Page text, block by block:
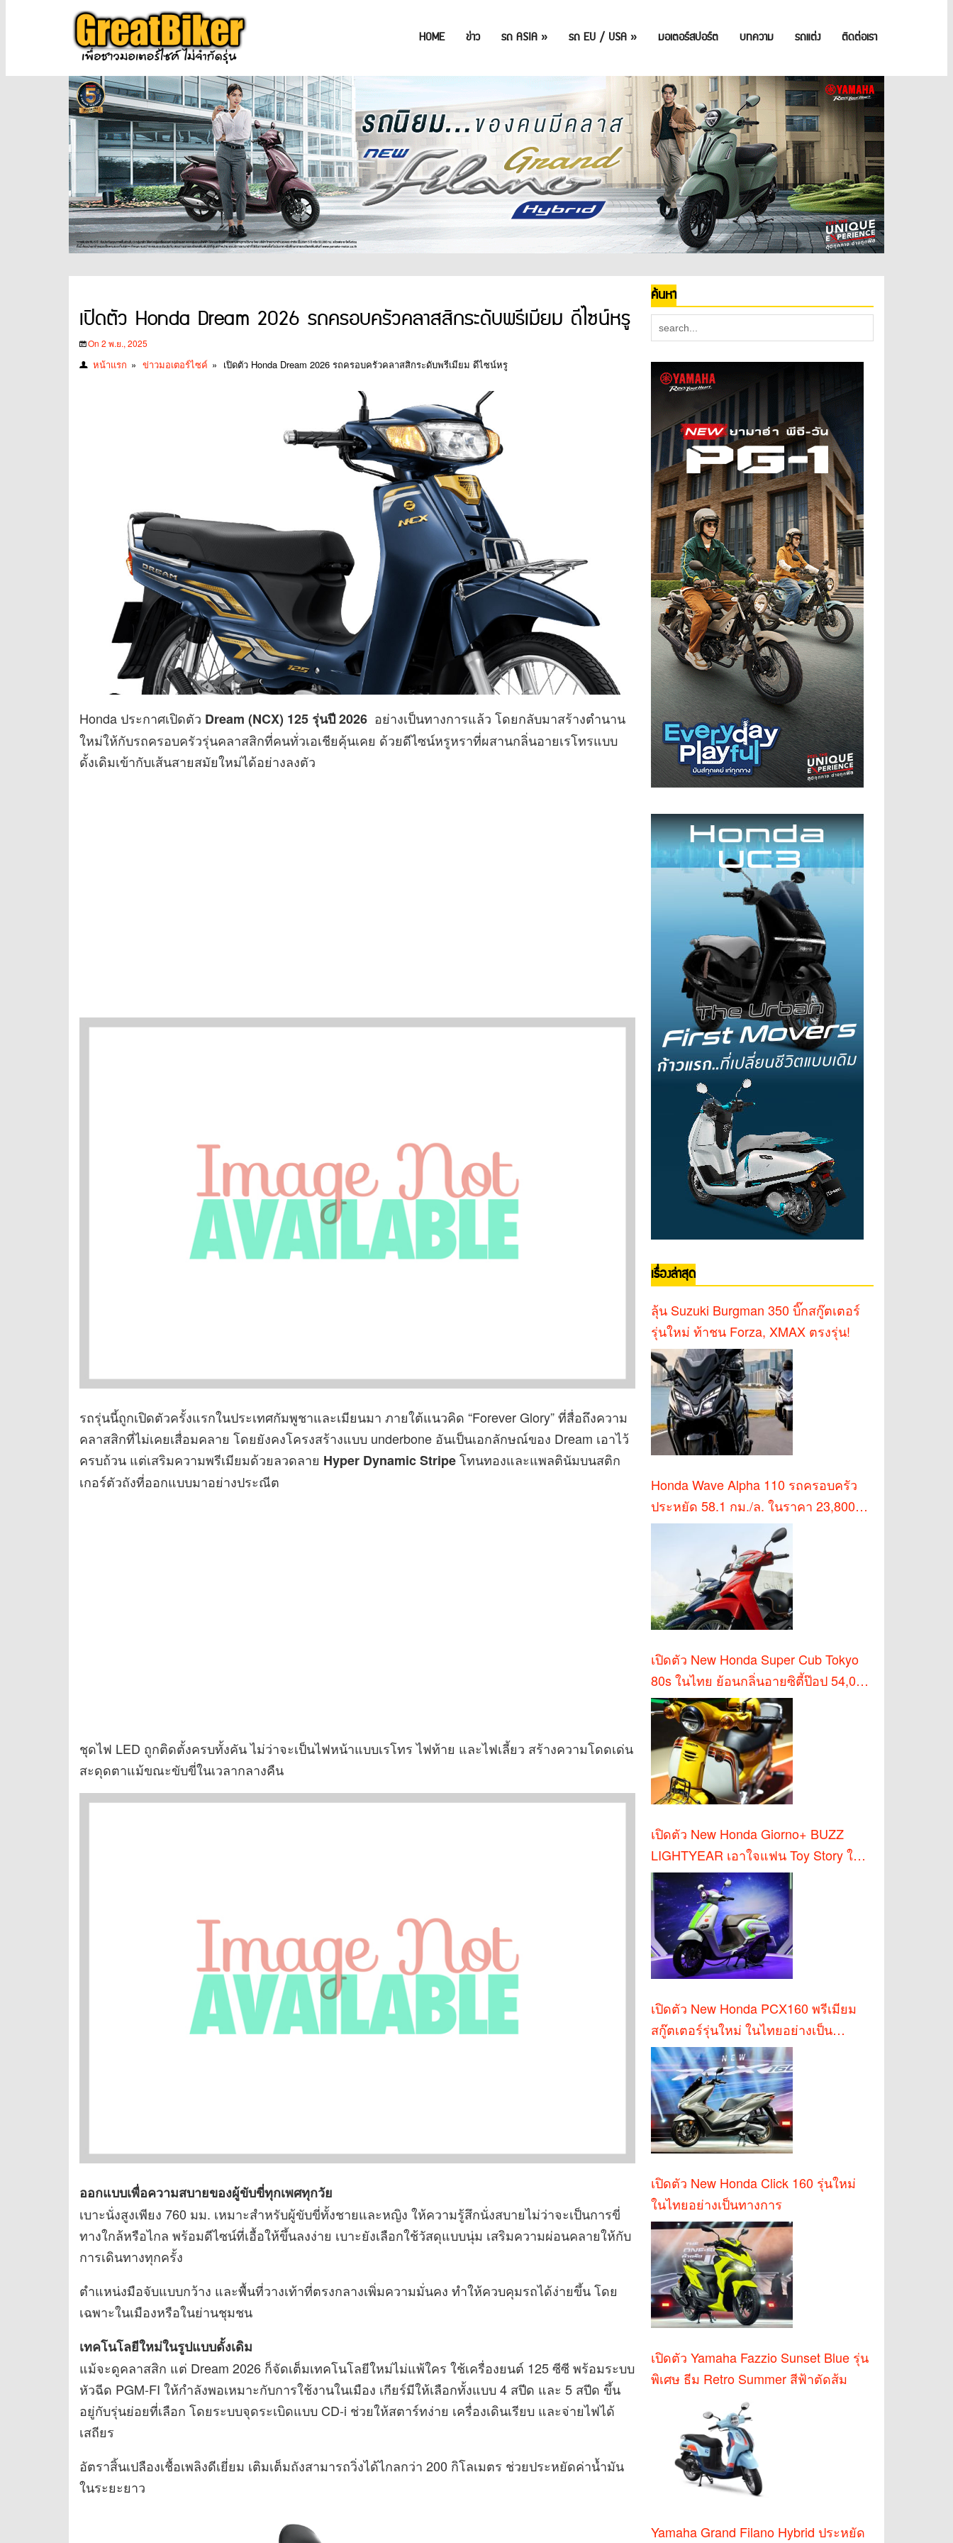
HOME ข่าว รถ ASIA » รถ EU / USA » มอเตอร์สปอร์ต บทความ รถแต่ง ติดต่อเรา
เปิดตัว Honda Dream 2026 รถครอบครัวคลาสสิกระดับพรีเมียม ดีไซน์หรู
On 2 พ.ย., 2025
หน้าแรก » ข่าวมอเตอร์ไซค์ » เปิดตัว Honda Dream 2026 รถครอบครัวคลาสสิกระดับพรีเมียม ดีไซน์หรู
Honda ประกาศเปิดตัว Dream (NCX) 125 รุ่นปี 2026 อย่างเป็นทางการแล้ว โดยกลับมาสร้างตำนาน
ใหม่ให้กับรถครอบครัวรุ่นคลาสสิกที่คนทั่วเอเชียคุ้นเคย ด้วยดีไซน์หรูหราที่ผสานกลิ่นอายเรโทรแบบ
ดั้งเดิมเข้ากับเส้นสายสมัยใหม่ได้อย่างลงตัว
รถรุ่นนี้ถูกเปิดตัวครั้งแรกในประเทศกัมพูชาและเมียนมา ภายใต้แนวคิด “Forever Glory” ที่สื่อถึงความ
คลาสสิกที่ไม่เคยเสื่อมคลาย โดยยังคงโครงสร้างแบบ underbone อันเป็นเอกลักษณ์ของ Dream เอาไว้
ครบถ้วน แต่เสริมความพรีเมียมด้วยลวดลาย Hyper Dynamic Stripeโทนทองและแพลตินัมบนสติก
เกอร์ตัวถังที่ออกแบบมาอย่างประณีต
ชุดไฟ LED ถูกติดตั้งครบทั้งคัน ไม่ว่าจะเป็นไฟหน้าแบบเรโทร ไฟท้าย และไฟเลี้ยว สร้างความโดดเด่น
สะดุดตาแม้ขณะขับขี่ในเวลากลางคืน
ออกแบบเพื่อความสบายของผู้ขับขี่ทุกเพศทุกวัย
เบาะนั่งสูงเพียง 760 มม. เหมาะสำหรับผู้ขับขี่ทั้งชายและหญิง ให้ความรู้สึกนั่งสบายไม่ว่าจะเป็นการขี่
ทางใกล้หรือไกล พร้อมดีไซน์ที่เอื้อให้ขึ้นลงง่าย เบาะยังเลือกใช้วัสดุแบบนุ่ม เสริมความผ่อนคลายให้กับ
การเดินทางทุกครั้ง
ตำแหน่งมือจับแบบกว้าง และพื้นที่วางเท้าที่ตรงกลางเพิ่มความมั่นคง ทำให้ควบคุมรถได้ง่ายขึ้น โดย
เฉพาะในเมืองหรือในย่านชุมชน
เทคโนโลยีใหม่ในรูปแบบดั้งเดิม
แม้จะดูคลาสสิก แต่ Dream 2026 ก็จัดเต็มเทคโนโลยีใหม่ไม่แพ้ใคร ใช้เครื่องยนต์ 125 ซีซี พร้อมระบบ
หัวฉีด PGM-FI ให้กำลังพอเหมาะกับการใช้งานในเมือง เกียร์มีให้เลือกทั้งแบบ 4 สปีด และ 5 สปีด ขึ้น
อยู่กับรุ่นย่อยที่เลือก โดยระบบจุดระเบิดแบบ CD-i ช่วยให้สตาร์ทง่าย เครื่องเดินเรียบ และจ่ายไฟได้
เสถียร
อัตราสิ้นเปลืองเชื้อเพลิงดีเยี่ยม เติมเต็มถังสามารถวิ่งได้ไกลกว่า 200 กิโลเมตร ช่วยประหยัดค่าน้ำมัน
ในระยะยาว
ค้นหา
เรื่องล่าสุด
ลุ้น Suzuki Burgman 350 บิ๊กสกู๊ตเตอร์
รุ่นใหม่ ท้าชน Forza, XMAX ตรงรุ่น!
Honda Wave Alpha 110 รถครอบครัว
ประหยัด 58.1 กม./ล. ในราคา 23,800
บาท
เปิดตัว New Honda Super Cub Tokyo
80s ในไทย ย้อนกลิ่นอายซิตี้ป๊อป 54,000
บาท
เปิดตัว New Honda Giorno+ BUZZ
LIGHTYEAR เอาใจแฟน Toy Story ใน
ไทย!
เปิดตัว New Honda PCX160 พรีเมียม
สกู๊ตเตอร์รุ่นใหม่ ในไทยอย่างเป็น
ทางการ
เปิดตัว New Honda Click 160 รุ่นใหม่
ในไทยอย่างเป็นทางการ
เปิดตัว Yamaha Fazzio Sunset Blue รุ่น
พิเศษ ธีม Retro Summer สีฟ้าตัดส้ม
Yamaha Grand Filano Hybrid ประหยัด